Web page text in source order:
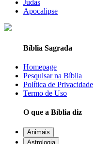
Judas
Apocalipse
Bíblia Sagrada
Homepage
Pesquisar na Bíblia
Política de Privacidade
Termo de Uso
O que a Bíblia diz
Animais
Astrologia